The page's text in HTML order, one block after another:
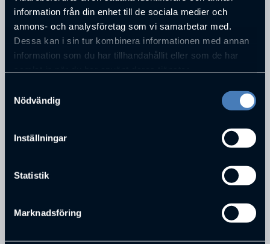
information från din enhet till de sociala medier och
annons- och analysföretag som vi samarbetar med.
Dessa kan i sin tur kombinera informationen med annan
information som du har tillhandahållit eller som de har
Nödvändig
Inställningar
Statistik
Marknadsföring